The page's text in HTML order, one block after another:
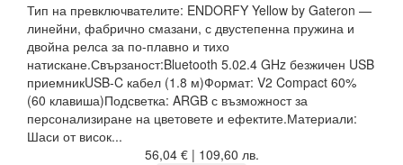
Тип на превключвателите: ENDORFY Yellow by Gateron —
линейни, фабрично смазани, с двустепенна пружина и
двойна релса за по-плавно и тихо
натискане.Свързаност:Bluetooth 5.02.4 GHz безжичен USB
приемникUSB-C кабел (1.8 м)Формат: V2 Compact 60%
(60 клавиша)Подсветка: ARGB с възможност за
персонализиране на цветовете и ефектите.Материали:
Шаси от висок...
56,04 € | 109,60 лв.